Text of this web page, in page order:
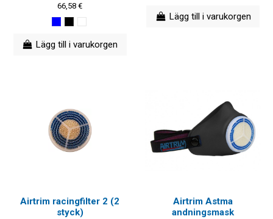
66,58 €
Lägg till i varukorgen
Lägg till i varukorgen
Airtrim racingfilter 2 (2
styck)
Airtrim Astma
andningsmask